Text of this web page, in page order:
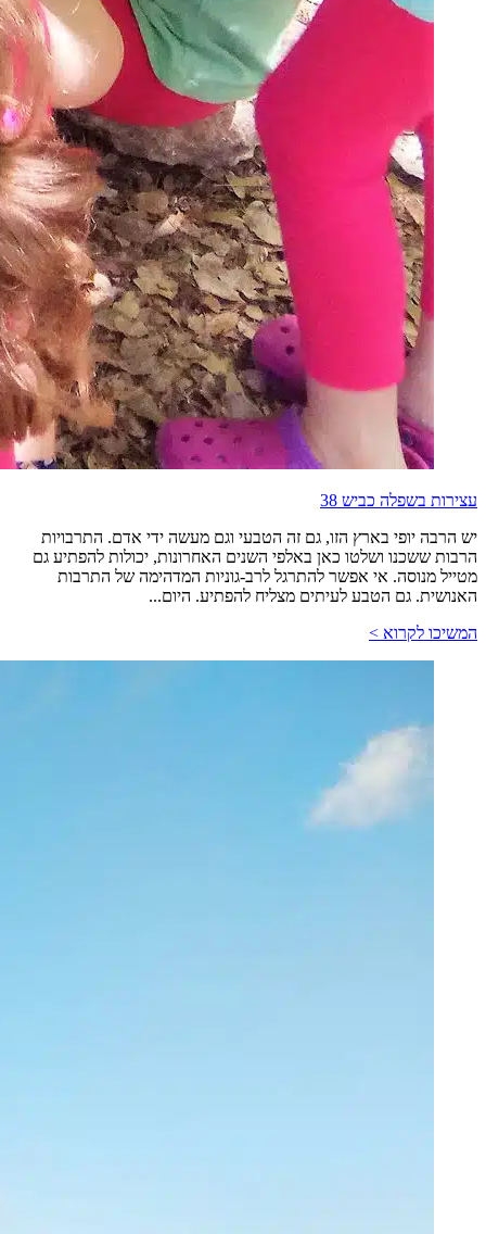
עצירות בשפלה כביש 38
יש הרבה יופי בארץ הזו, גם זה הטבעי וגם מעשה ידי אדם. התרבויות
הרבות ששכנו ושלטו כאן באלפי השנים האחרונות, יכולות להפתיע גם
מטייל מנוסה. אי אפשר להתרגל לרב-גוניות המדהימה של התרבות
האנושית. גם הטבע לעיתים מצליח להפתיע. היום...
המשיכו לקרוא >